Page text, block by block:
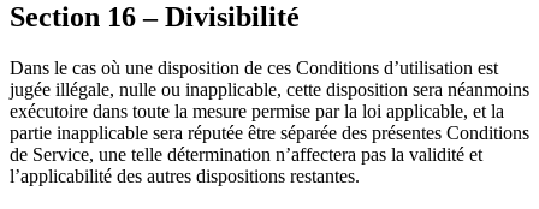
Section 16 – Divisibilité
Dans le cas où une disposition de ces Conditions d’utilisation est
jugée illégale, nulle ou inapplicable, cette disposition sera néanmoins
exécutoire dans toute la mesure permise par la loi applicable, et la
partie inapplicable sera réputée être séparée des présentes Conditions
de Service, une telle détermination n’affectera pas la validité et
l’applicabilité des autres dispositions restantes.